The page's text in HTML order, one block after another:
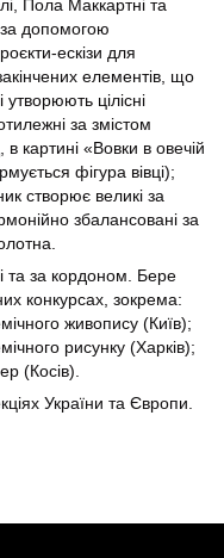
Пола Маккартні та
допомогою
ескізи для
елементів, що
цілісні
за змістом
картині «Вовки в овечій
фігура вівці);
створює великі за
збалансовані за
та за кордоном. Бере
конкурсах, зокрема:
живопису (Київ);
рисунку (Харків);
(Косів).
України та Європи.